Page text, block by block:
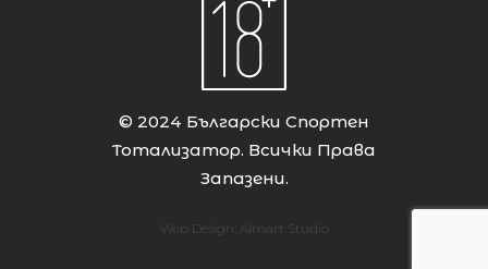
© 2024 Български Спортен
Тотализатор. Всички Права
Запазени.
Web Design: Almart Studio